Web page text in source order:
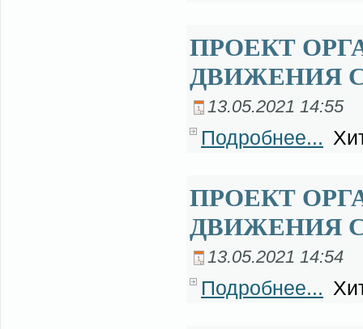
ПРОЕКТ
ДВИЖЕНИЯ
13.05.2021 14:55
Подробнее...
ПРОЕКТ
ДВИЖЕНИЯ
13.05.2021 14:54
Подробнее...